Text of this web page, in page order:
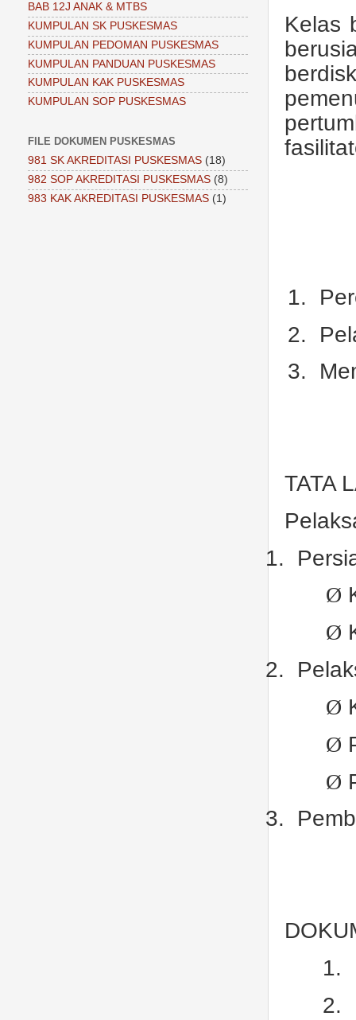
Kelas
1.
2.
3.
TATA
1.
Ø
Ø
2.
Ø
Ø
Ø
3.
1.
2.
BAB 12J ANAK & MTBS
KUMPULAN SK PUSKESMAS
KUMPULAN PEDOMAN PUSKESMAS
KUMPULAN PANDUAN PUSKESMAS
KUMPULAN KAK PUSKESMAS
KUMPULAN SOP PUSKESMAS
FILE DOKUMEN PUSKESMAS
981 SK AKREDITASI PUSKESMAS (18)
982 SOP AKREDITASI PUSKESMAS (8)
983 KAK AKREDITASI PUSKESMAS (1)